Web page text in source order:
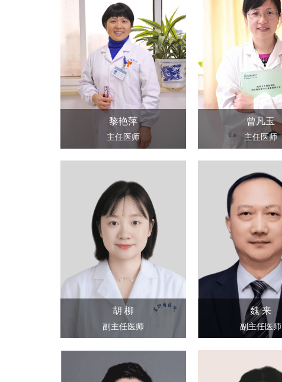
黎艳萍
主任医师
曾凡玉
主任医师
胡 柳
副主任医师
魏 来
副主任医师